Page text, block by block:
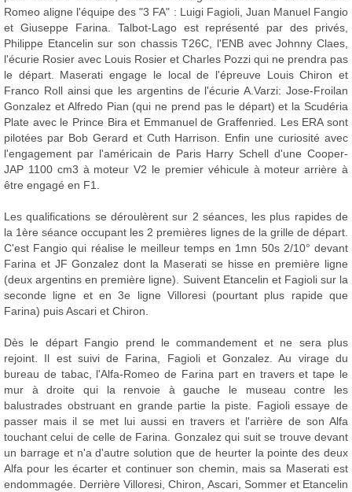
Romeo aligne l'équipe des "3 FA" : Luigi Fagioli, Juan Manuel Fangio
et Giuseppe Farina. Talbot-Lago est représenté par des privés,
Philippe Etancelin sur son chassis T26C, l'ENB avec Johnny Claes,
l'écurie Rosier avec Louis Rosier et Charles Pozzi qui ne prendra pas
le départ. Maserati engage le local de l'épreuve Louis Chiron et
Franco Roll ainsi que les argentins de l'écurie A.Varzi: Jose-Froilan
Gonzalez et Alfredo Pian (qui ne prend pas le départ) et la Scudéria
Plate avec le Prince Bira et Emmanuel de Graffenried. Les ERA sont
pilotées par Bob Gerard et Cuth Harrison. Enfin une curiosité avec
l'engagement par l'américain de Paris Harry Schell d'une Cooper-
JAP 1100 cm3 à moteur V2 le premier véhicule à moteur arrière à
être engagé en F1.
Les qualifications se déroulèrent sur 2 séances, les plus rapides de
la 1ère séance occupant les 2 premières lignes de la grille de départ.
C'est Fangio qui réalise le meilleur temps en 1mn 50s 2/10° devant
Farina et JF Gonzalez dont la Maserati se hisse en première ligne
(deux argentins en première ligne). Suivent Etancelin et Fagioli sur la
seconde ligne et en 3e ligne Villoresi (pourtant plus rapide que
Farina) puis Ascari et Chiron.
Dès le départ Fangio prend le commandement et ne sera plus
rejoint. Il est suivi de Farina, Fagioli et Gonzalez. Au virage du
bureau de tabac, l'Alfa-Romeo de Farina part en travers et tape le
mur à droite qui la renvoie à gauche le museau contre les
balustrades obstruant en grande partie la piste. Fagioli essaye de
passer mais il se met lui aussi en travers et l'arrière de son Alfa
touchant celui de celle de Farina. Gonzalez qui suit se trouve devant
un barrage et n'a d'autre solution que de heurter la pointe des deux
Alfa pour les écarter et continuer son chemin, mais sa Maserati est
endommagée. Derrière Villoresi, Chiron, Ascari, Sommer et Etancelin